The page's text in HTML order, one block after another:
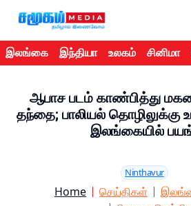
இலங்கை இந்தியா உலகம் சினிமா
ஆபாச படம் காண்பித்து
தந்தை; பாலியல் தொழிலுக்கு
இலங்கையில்
Ninthavur
Home செய்திகள்